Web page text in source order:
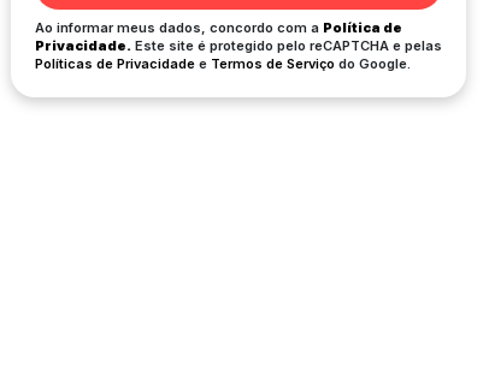
Ao informar meus dados, concordo com a Política de
Privacidade. Este site é protegido pelo reCAPTCHA e pelas
Políticas de Privacidade e Termos de Serviço do Google.